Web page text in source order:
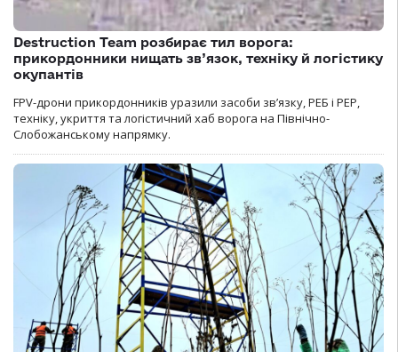
Destruction Team розбирає тил ворога:
прикордонники нищать зв’язок, техніку й логістику
окупантів
FPV-дрони прикордонників уразили засоби зв’язку, РЕБ і РЕР,
техніку, укриття та логістичний хаб ворога на Північно-
Слобожанському напрямку.